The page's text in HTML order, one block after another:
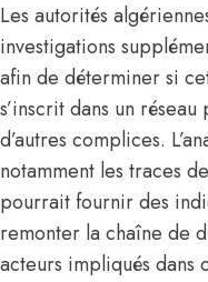
Les autorités
investigations
afin de déterminer si
s’inscrit dans un
d’autres complices.
notamment les traces
pourrait fournir des
remonter la chaîne de
acteurs impliqués dans